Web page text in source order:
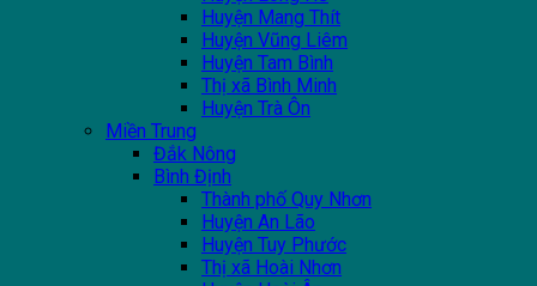
Huyện Mang Thít
Huyện Vũng Liêm
Huyện Tam Bình
Thị xã Bình Minh
Huyện Trà Ôn
Miền Trung
Đắk Nông
Bình Định
Thành phố Quy Nhơn
Huyện An Lão
Huyện Tuy Phước
Thị xã Hoài Nhơn